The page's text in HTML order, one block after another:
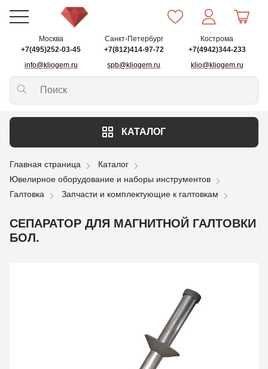
Москва
+7(495)252-03-45
info@kliogem.ru
Санкт-Петербург
+7(812)414-97-72
spb@kliogem.ru
Кострома
+7(4942)344-233
klio@kliogem.ru
КАТАЛОГ
Главная страница
Каталог
Ювелирное оборудование и наборы инструментов
Галтовка
Запчасти и комплектующие к галтовкам
СЕПАРАТОР ДЛЯ МАГНИТНОЙ ГАЛТОВКИ
БОЛ.